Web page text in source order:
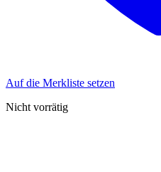
Auf die Merkliste setzen
Nicht vorrätig